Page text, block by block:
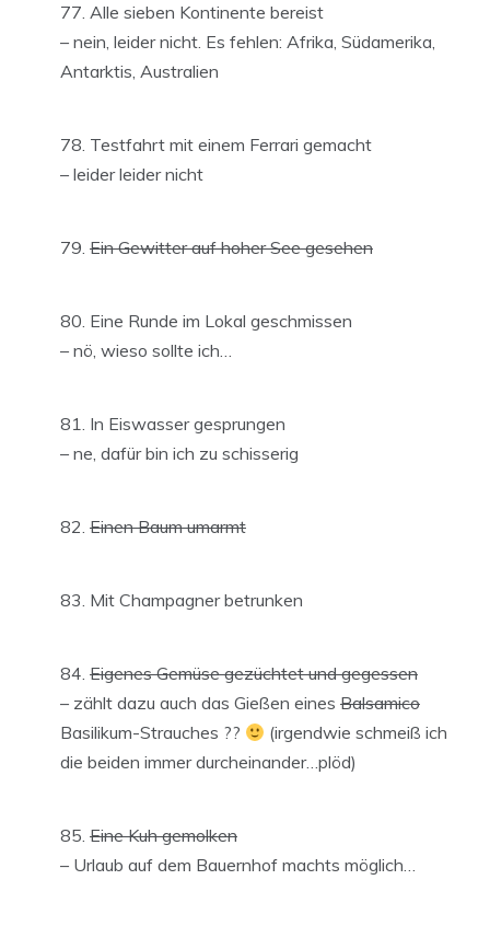
Alle sieben Kontinente bereist
– nein, leider nicht. Es fehlen: Afrika, Südamerika,
Antarktis, Australien
Testfahrt mit einem Ferrari gemacht
– leider leider nicht
Ein Gewitter auf hoher See gesehen
Eine Runde im Lokal geschmissen
– nö, wieso sollte ich…
In Eiswasser gesprungen
– ne, dafür bin ich zu schisserig
Einen Baum umarmt
Mit Champagner betrunken
Eigenes Gemüse gezüchtet und gegessen
– zählt dazu auch das Gießen eines Balsamico
Basilikum-Strauches ??
(irgendwie schmeiß ich
die beiden immer durcheinander…plöd)
Eine Kuh gemolken
– Urlaub auf dem Bauernhof machts möglich…